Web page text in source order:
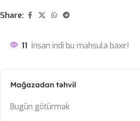
Share:
11 İnsan indi bu məhsula baxır!
Mağazadan təhvil
Bugün götürmək